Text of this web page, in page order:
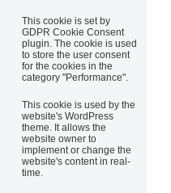
This cookie is set by
GDPR Cookie Consent
plugin. The cookie is used
to store the user consent
for the cookies in the
category "Performance".
This cookie is used by the
website's WordPress
theme. It allows the
website owner to
implement or change the
website's content in real-
time.